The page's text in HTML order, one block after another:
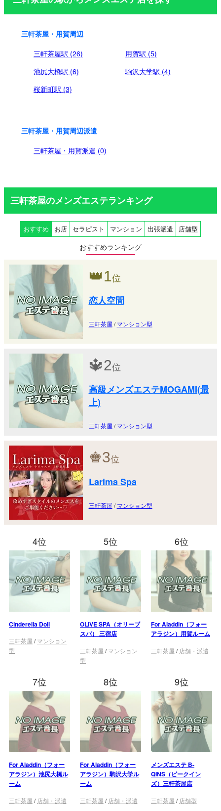
三軒茶屋・用賀周辺
三軒茶屋駅 (26)
用賀駅 (5)
池尻大橋駅 (6)
駒沢大学駅 (4)
桜新町駅 (3)
三軒茶屋・用賀周辺派遣
三軒茶屋・用賀派遣 (0)
三軒茶屋のメンズエステランキング
おすすめ お店 セラピスト マンション 出張派遣 店舗型
おすすめランキング
👑1位
恋人空間
三軒茶屋 /マンション型
🔱2位
高級メンズエステMOGAMI(最
上)
三軒茶屋 /マンション型
♚3位
Larima Spa
三軒茶屋 /マンション型
4位
Cinderella Doll
三軒茶屋 /マンション
型
5位
OLIVE SPA（オリーブ
スパ） 三宿店
三軒茶屋 /マンション
型
6位
For Aladdin（フォー
アラジン）用賀ルーム
三軒茶屋 / 店舗・派遣
7位
For Aladdin（フォー
アラジン）池尻大橋ル
ーム
三軒茶屋 / 店舗・派遣
8位
For Aladdin（フォー
アラジン）駒沢大学ル
ーム
三軒茶屋 / 店舗・派遣
9位
メンズエステ B-
QINS（ビークイン
ズ）三軒茶屋店
三軒茶屋 / 店舗型